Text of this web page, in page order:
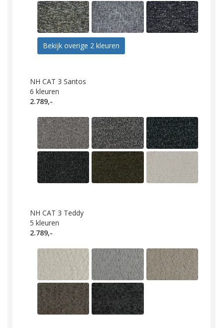
Bekijk overige 2 kleuren
NH CAT 3 Santos
6 kleuren
2.789,-
NH CAT 3 Teddy
5 kleuren
2.789,-